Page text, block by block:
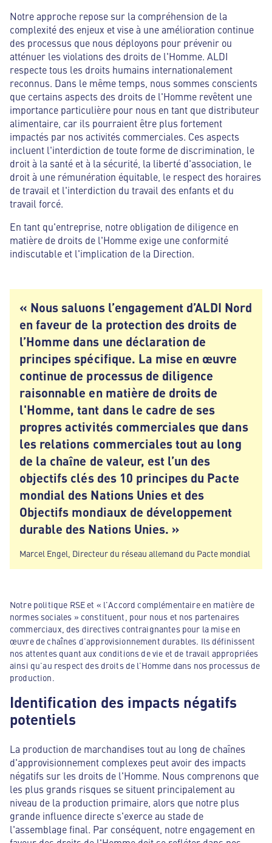
Notre approche repose sur la compréhension de la
complexité des enjeux et vise à une amélioration continue
des processus que nous déployons pour prévenir ou
atténuer les violations des droits de l'Homme. ALDI
respecte tous les droits humains internationalement
reconnus. Dans le même temps, nous sommes conscients
que certains aspects des droits de l'Homme revêtent une
importance particulière pour nous en tant que distributeur
alimentaire, car ils pourraient être plus fortement
impactés par nos activités commerciales. Ces aspects
incluent l'interdiction de toute forme de discrimination, le
droit à la santé et à la sécurité, la liberté d'association, le
droit à une rémunération équitable, le respect des horaires
de travail et l'interdiction du travail des enfants et du
travail forcé.
En tant qu'entreprise, notre obligation de diligence en
matière de droits de l'Homme exige une conformité
indiscutable et l'implication de la Direction.
« Nous saluons l’engagement d’ALDI Nord
en faveur de la protection des droits de
l’Homme dans une déclaration de
principes spécifique. La mise en œuvre
continue de processus de diligence
raisonnable en matière de droits de
l'Homme, tant dans le cadre de ses
propres activités commerciales que dans
les relations commerciales tout au long
de la chaîne de valeur, est l’un des
objectifs clés des 10 principes du Pacte
mondial des Nations Unies et des
Objectifs mondiaux de développement
durable des Nations Unies. »
Marcel Engel, Directeur du réseau allemand du Pacte mondial
Notre politique RSE et « l'Accord complémentaire en matière de
normes sociales » constituent, pour nous et nos partenaires
commerciaux, des directives contraignantes pour la mise en
œuvre de chaînes d’approvisionnement durables. Ils définissent
nos attentes quant aux conditions de vie et de travail appropriées
ainsi qu’au respect des droits de l’Homme dans nos processus de
production.
Identification des impacts négatifs
potentiels
La production de marchandises tout au long de chaînes
d'approvisionnement complexes peut avoir des impacts
négatifs sur les droits de l'Homme. Nous comprenons que
les plus grands risques se situent principalement au
niveau de la production primaire, alors que notre plus
grande influence directe s'exerce au stade de
l'assemblage final. Par conséquent, notre engagement en